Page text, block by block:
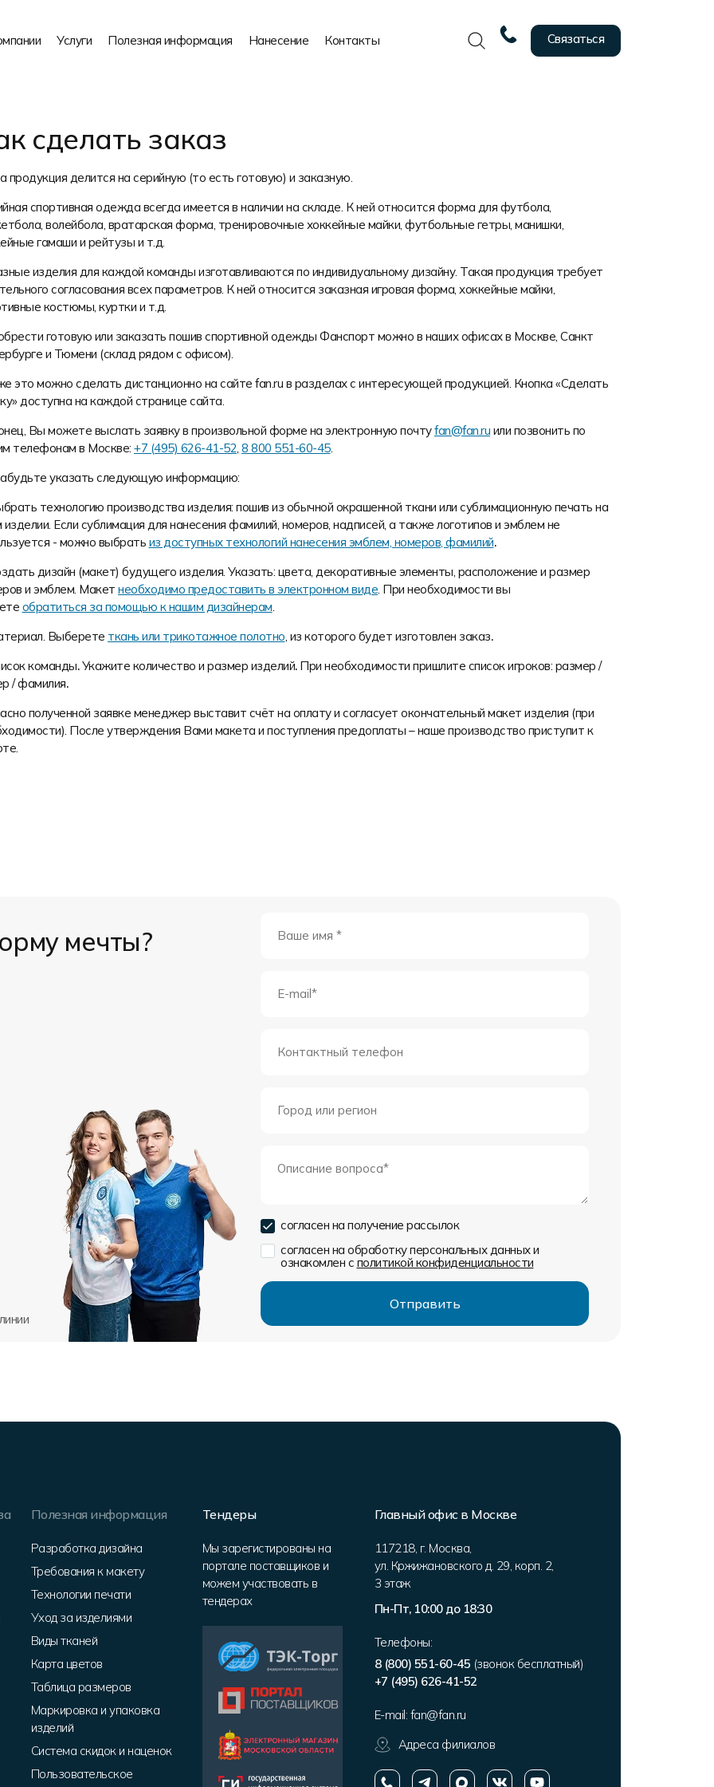
Услуги Полезная информация Нанесение Контакты Связаться
сделать заказ
продукция делится на серийную (то есть готовую) и заказную.
спортивная одежда всегда имеется в наличии на складе. К ней относится форма для футбола,
волейбола, вратарская форма, тренировочные хоккейные майки, футбольные гетры, манишки,
гамаши и рейтузы и т.д.
изделия для каждой команды изготавливаются по индивидуальному дизайну. Такая продукция требует
согласования всех параметров. К ней относится заказная игровая форма, хоккейные майки,
костюмы, куртки и т.д.
готовую или заказать пошив спортивной одежды Фанспорт можно в наших офисах в Москве, Санкт
и Тюмени (склад рядом с офисом).
это можно сделать дистанционно на сайте fan.ru в разделах с интересующей продукцией. Кнопка «Сделать
доступна на каждой странице сайта.
Вы можете выслать заявку в произвольной форме на электронную почтуfan@fan.ru или позвонить по
телефонам в Москве: +7 (495) 626-41-52, 8 800 551-60-45.
указать следующую информацию:
технологию производства изделия: пошив из обычной окрашенной ткани или сублимационную печать на
изделии. Если сублимация для нанесения фамилий, номеров, надписей, а также логотипов и эмблем не
- можно выбрать из доступных технологий нанесения эмблем, номеров, фамилий.
дизайн (макет) будущего изделия. Указать: цвета, декоративные элементы, расположение и размер
и эмблем. Макет необходимо предоставить в электронном виде. При необходимости вы
обратиться за помощью к нашим дизайнерам.
Выберете ткань или трикотажное полотно, из которого будет изготовлен заказ.
команды.Укажите количество и размер изделий. При необходимости пришлите список игроков: размер /
/ фамилия.
полученной заявке менеджер выставит счёт на оплату и согласует окончательный макет изделия (при
После утверждения Вами макета и поступления предоплаты – наше производство приступит к
мечты?
согласен на получение рассылок
согласен на обработку персональных данных и
ознакомлен с политикой конфиденциальности
Полезная информация
Разработка дизайна
Требования к макету
Технологии печати
Уход за изделиями
Виды тканей
Карта цветов
Таблица размеров
Маркировка и упаковка
изделий
Система скидок и наценок
Пользовательское
Тендеры
Мы зарегистированы на
портале поставщиков и
можем участвовать в
тендерах
Главный офис в Москве
117218, г. Москва,
ул. Кржижановского д. 29, корп. 2,
3 этаж
Пн-Пт, 10:00 до 18:30
Телефоны:
8 (800) 551-60-45 (звонок бесплатный)
+7 (495) 626-41-52
E-mail: fan@fan.ru
Адреса филиалов